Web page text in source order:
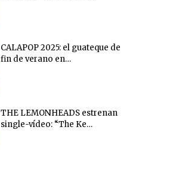
CALAPOP 2025: el guateque de
fin de verano en…
THE LEMONHEADS estrenan
single-vídeo: “The Ke…